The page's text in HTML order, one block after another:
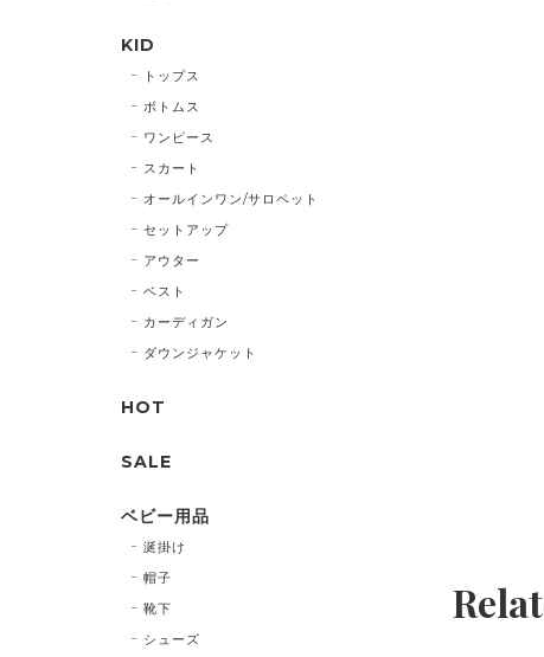
KID
トップス
ボトムス
ワンピース
スカート
オールインワン/サロペット
セットアップ
アウター
ベスト
カーディガン
ダウンジャケット
HOT
SALE
ベビー用品
涎掛け
帽子
靴下
シューズ